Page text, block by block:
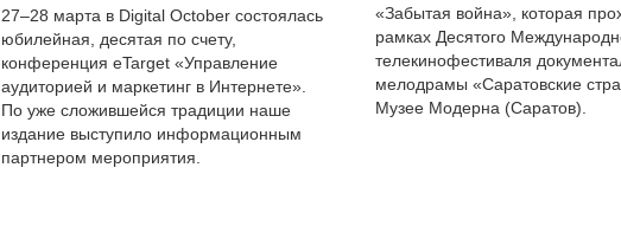
27–28 марта в Digital October состоялась
юбилейная, десятая по счету,
конференция eTarget «Управление
аудиторией и маркетинг в Интернете».
По уже сложившейся традиции наше
издание выступило информационным
партнером мероприятия.
«Забытая война», которая
рамках Десятого
телекинофестиваля
мелодрамы «Саратовские
Музее Модерна (Саратов).